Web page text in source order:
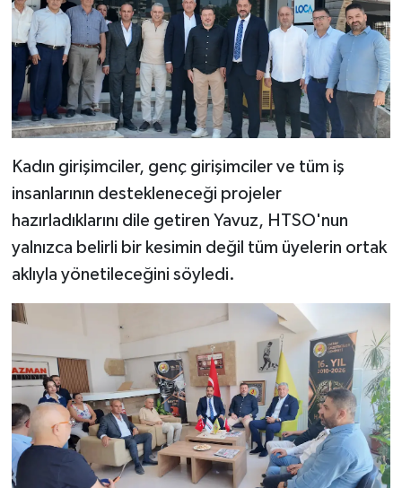
Kadın girişimciler, genç girişimciler ve tüm iş
insanlarının destekleneceği projeler
hazırladıklarını dile getiren Yavuz, HTSO'nun
yalnızca belirli bir kesimin değil tüm üyelerin ortak
aklıyla yönetileceğini söyledi.